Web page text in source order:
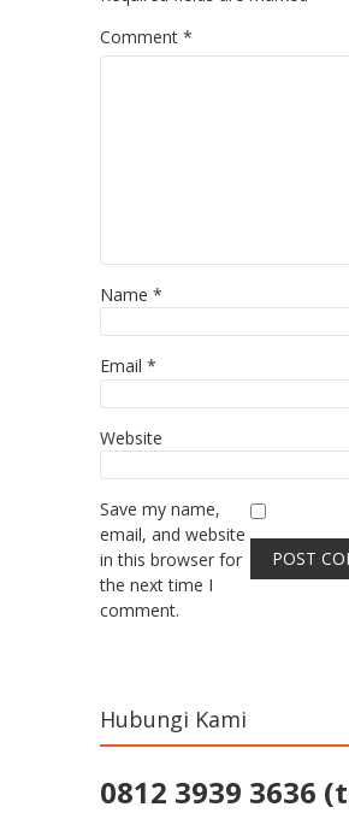
Comment *
Name *
Email *
Website
Save my name,
email, and website
in this browser for
the next time I
comment.
Hubungi Kami
0812 3939 3636